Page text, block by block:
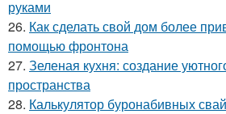
руками
26. Как сделать свой дом более
помощью фронтона
27. Зеленая кухня: создание
пространства
28. Калькулятор буронабивных